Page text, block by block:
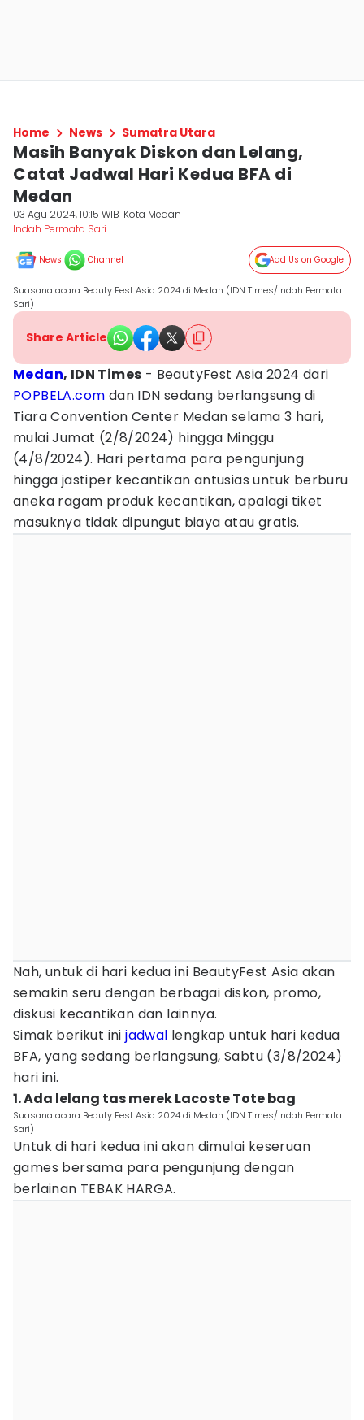
Home News Sumatra Utara
Masih Banyak Diskon dan Lelang,
Catat Jadwal Hari Kedua BFA di
Medan
03 Agu 2024, 10:15 WIB Kota Medan
Indah Permata Sari
News Channel Add Us on Google
Suasana acara Beauty Fest Asia 2024 di Medan (IDN Times/Indah Permata
Sari)
Share Article
Medan, IDN Times - BeautyFest Asia 2024 dari
POPBELA.com dan IDN sedang berlangsung di
Tiara Convention Center Medan selama 3 hari,
mulai Jumat (2/8/2024) hingga Minggu
(4/8/2024). Hari pertama para pengunjung
hingga jastiper kecantikan antusias untuk berburu
aneka ragam produk kecantikan, apalagi tiket
masuknya tidak dipungut biaya atau gratis.
Nah, untuk di hari kedua ini BeautyFest Asia akan
semakin seru dengan berbagai diskon, promo,
diskusi kecantikan dan lainnya.
Simak berikut inijadwal lengkap untuk hari kedua
BFA, yang sedang berlangsung, Sabtu (3/8/2024)
hari ini.
1. Ada lelang tas merek Lacoste Tote bag
Suasana acara Beauty Fest Asia 2024 di Medan (IDN Times/Indah Permata
Sari)
Untuk di hari kedua ini akan dimulai keseruan
games bersama para pengunjung dengan
berlainan TEBAK HARGA.